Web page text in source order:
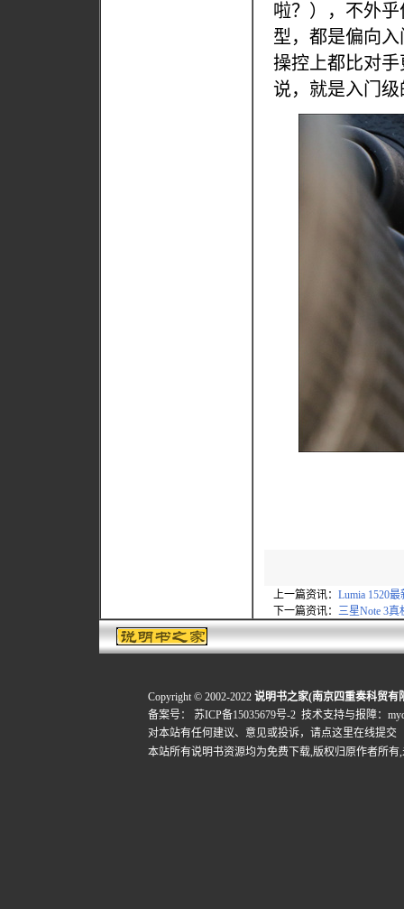
啦？），不外
型，都是偏向
操控上都比对
说，就是入门
上一篇资讯： Lumia 1520
下一篇资讯： 三星Note 3真
Copyright © 2002-2022 说明书之家(南京四重奏科贸有
备案号：
苏ICP备15035679号-2 技术支持与报障：
对本站有任何建议、意见或投诉， 请点这里在线提交
本站所有说明书资源均为免费下载,版权归原作者所